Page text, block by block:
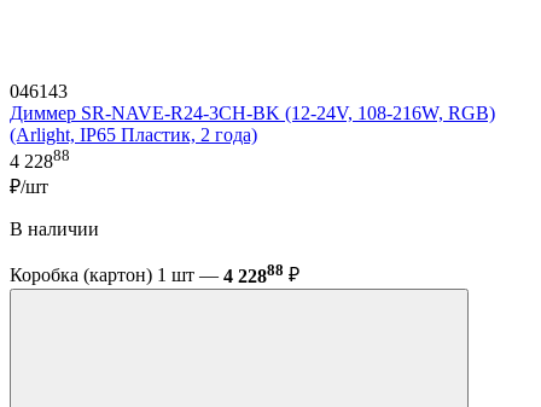
046143
Диммер SR-NAVE-R24-3CH-BK (12-24V, 108-216W, RGB)
(Arlight, IP65 Пластик, 2 года)
4 22888
₽/шт
В наличии
Коробка (картон) 1 шт — 4 22888 ₽